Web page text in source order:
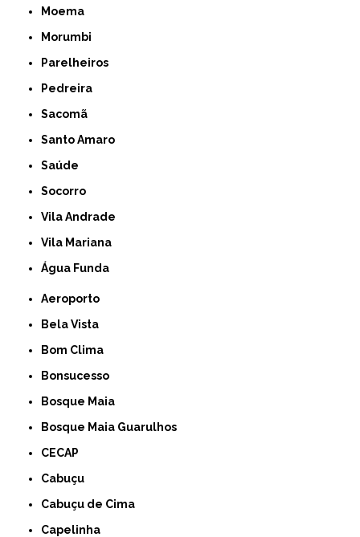
Moema
Morumbi
Parelheiros
Pedreira
Sacomã
Santo Amaro
Saúde
Socorro
Vila Andrade
Vila Mariana
Água Funda
Aeroporto
Bela Vista
Bom Clima
Bonsucesso
Bosque Maia
Bosque Maia Guarulhos
CECAP
Cabuçu
Cabuçu de Cima
Capelinha